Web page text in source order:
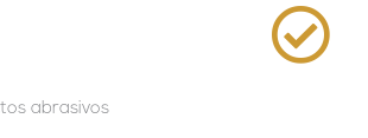
abrasivos